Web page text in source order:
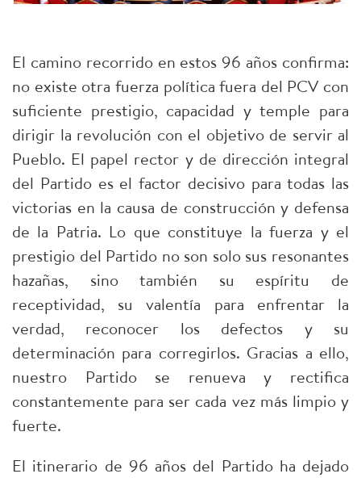
El camino recorrido en estos 96 años confirma:
no existe otra fuerza política fuera del PCV con
suficiente prestigio, capacidad y temple para
dirigir la revolución con el objetivo de servir al
Pueblo. El papel rector y de dirección integral
del Partido es el factor decisivo para todas las
victorias en la causa de construcción y defensa
de la Patria. Lo que constituye la fuerza y el
prestigio del Partido no son solo sus resonantes
hazañas, sino también su espíritu de
receptividad, su valentía para enfrentar la
verdad, reconocer los defectos y su
determinación para corregirlos. Gracias a ello,
nuestro Partido se renueva y rectifica
constantemente para ser cada vez más limpio y
fuerte.
El itinerario de 96 años del Partido ha dejado